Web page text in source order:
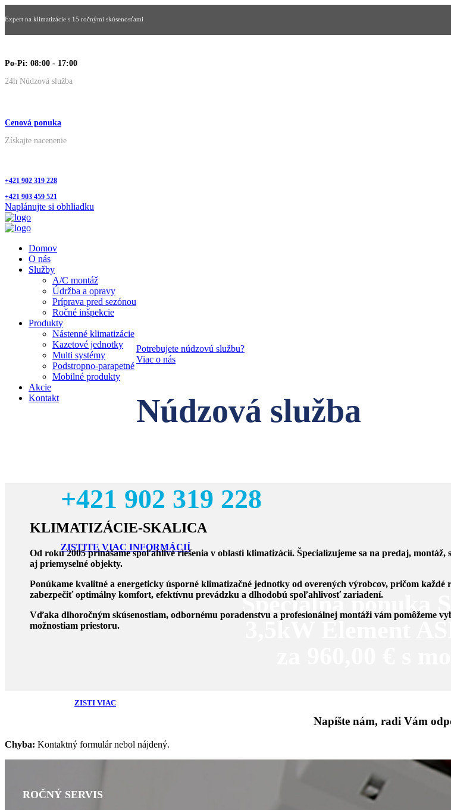
Expert na klimatizácie s 15 ročnými skúsenosťami
Po-Pi: 08:00 - 17:00
24h Núdzová služba
Cenová ponuka
Získajte nacenenie
+421 902 319 228
+421 903 459 521
Naplánujte si obhliadku
Domov
O nás
Služby
A/C montáž
Údržba a opravy
Príprava pred sezónou
Ročné inšpekcie
Produkty
Nástenné klimatizácie
Kazetové jednotky
Multi systémy
Podstropno-parapetné
Mobilné produkty
Akcie
Kontakt
Potrebujete núdzovú službu?
Viac o nás
Núdzová služba
+421 902 319 228
ZISTITE VIAC INFORMÁCIÍ
Špeciálna ponuka
ZISTI VIAC
KLIMATIZÁCIE-SKALICA
Od roku 2005 prinášame spoľahlivé riešenia v oblasti klimatizácií. Špecializujeme sa na predaj,
aj priemyselné objekty.
Ponúkame kvalitné a energeticky úsporné klimatizačné jednotky od overených výrobcov, pričom
zabezpečiť optimálny komfort, efektívnu prevádzku a dlhodobú spoľahlivosť zariadení.
Vďaka dlhoročným skúsenostiam, odbornému poradenstvu a profesionálnej montáži vám pomôžeme
možnostiam priestoru.
Napíšte nám, radi Vám
Chyba: Kontaktný formulár nebol nájdený.
ROČNÝ SERVIS